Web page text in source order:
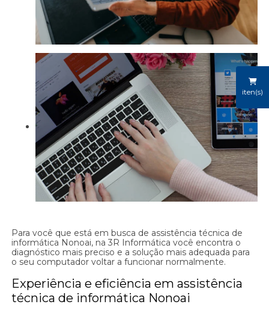
iten(s)
Para você que está em busca de assistência técnica de
informática Nonoai, na 3R Informática você encontra o
diagnóstico mais preciso e a solução mais adequada para
o seu computador voltar a funcionar normalmente.
Experiência e eficiência em assistência
técnica de informática Nonoai